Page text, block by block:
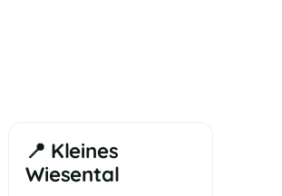
📍 Kleines
Wiesental